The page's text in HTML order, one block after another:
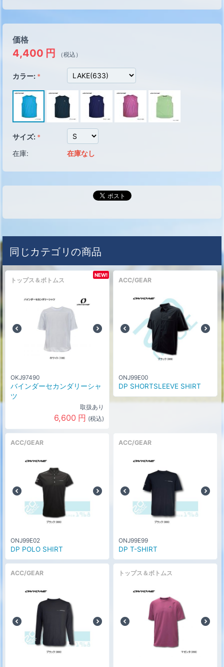
価格
4,400 円 （税込）
カラー:
サイズ:
在庫:
在庫なし
同じカテゴリの商品
NEW!
トップス＆ボトムス
OKJ97490
バインダーセカンダリーシャ
ツ
取扱あり
6,600 円 (税込)
ACC/GEAR
ONJ99E00
DP SHORTSLEEVE SHIRT
ACC/GEAR
ONJ99E02
DP POLO SHIRT
ACC/GEAR
ONJ99E99
DP T-SHIRT
ACC/GEAR トップス＆ボトムス